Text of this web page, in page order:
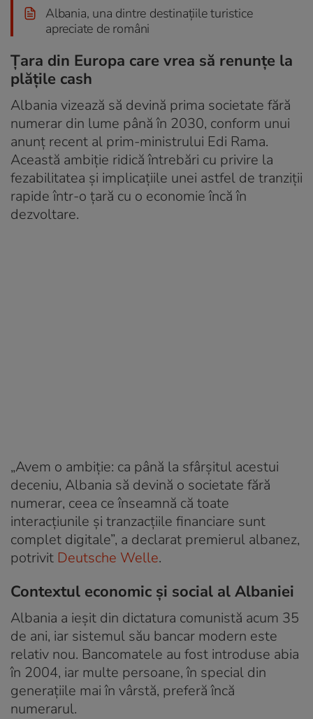
Albania, una dintre destinațiile turistice
apreciate de români
Țara din Europa care vrea să renunțe la
plățile cash
Albania vizează să devină prima societate fără
numerar din lume până în 2030, conform unui
anunț recent al prim-ministrului Edi Rama.
Această ambiție ridică întrebări cu privire la
fezabilitatea și implicațiile unei astfel de tranziții
rapide într-o țară cu o economie încă în
dezvoltare.
„Avem o ambiție: ca până la sfârșitul acestui
deceniu, Albania să devină o societate fără
numerar, ceea ce înseamnă că toate
interacțiunile și tranzacțiile financiare sunt
complet digitale”, a declarat premierul albanez,
potrivit Deutsche Welle.
Contextul economic și social al Albaniei
Albania a ieșit din dictatura comunistă acum 35
de ani, iar sistemul său bancar modern este
relativ nou. Bancomatele au fost introduse abia
în 2004, iar multe persoane, în special din
generațiile mai în vârstă, preferă încă
numerarul.